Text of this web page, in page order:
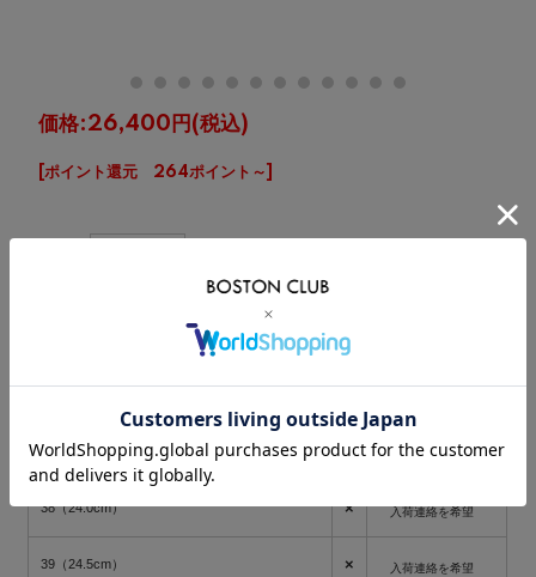
価格:26,400円 (税込)
[ポイント還元 264ポイント～]
サイズ
庫
37（23.5cm） × 入荷連絡を希望
38（24.0cm） × 入荷連絡を希望
39（24.5cm） × 入荷連絡を希望